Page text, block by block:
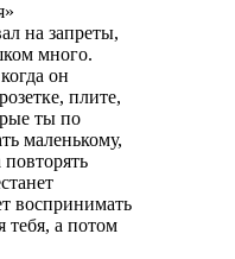
на запреты,
много.
он
плите,
ты по
маленькому,
воспринимать
тебя, а потом